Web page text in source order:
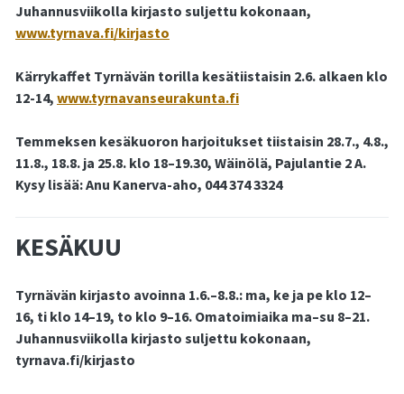
Juhannusviikolla kirjasto suljettu kokonaan,
www.tyrnava.fi/kirjasto
Kärrykaffet Tyrnävän torilla kesätiistaisin 2.6. alkaen klo
12-14, www.tyrnavanseurakunta.fi
Temmeksen kesäkuoron harjoitukset tiistaisin 28.7., 4.8.,
11.8., 18.8. ja 25.8. klo 18–19.30, Wäinölä, Pajulantie 2 A.
Kysy lisää: Anu Kanerva-aho, 044 374 3324
KESÄKUU
Tyrnävän kirjasto avoinna 1.6.–8.8.: ma, ke ja pe klo 12–
16, ti klo 14–19, to klo 9–16. Omatoimiaika ma–su 8–21.
Juhannusviikolla kirjasto suljettu kokonaan,
tyrnava.fi/kirjasto